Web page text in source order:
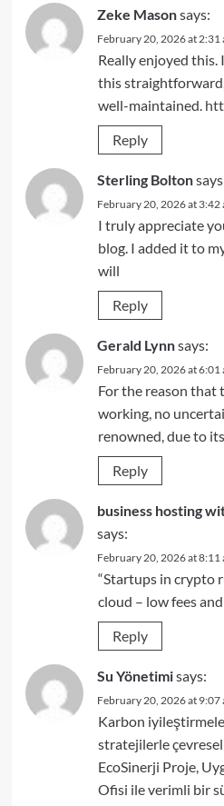
Zeke Masonsays:
February 20, 2026 at 2:31
Really enjoyed this.
this
well-maintained.
Reply
Sterling Bolton
February 20, 2026 at 3:42
I truly appreciate
blog. I added it to
will
Reply
Gerald Lynnsays:
February 20, 2026 at 6:01
For the reason that
working, no
renowned, due to
Reply
business hosting
says:
February 20, 2026 at 8:11
“Startups in crypto
cloud – low fees
Reply
Su Yönetimisays:
February 20, 2026 at 9:07
Karbon
stratejilerle
EcoSinerji Proje,
Ofisi ile verimli bir